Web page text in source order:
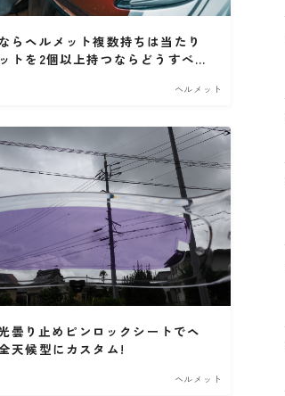
らヘルメット複数持ちは当たり
トを2個以上持つならどうすべき
ヘルメット
曇り止めピンロックシートでヘ
天候型にカスタム!
ヘルメット